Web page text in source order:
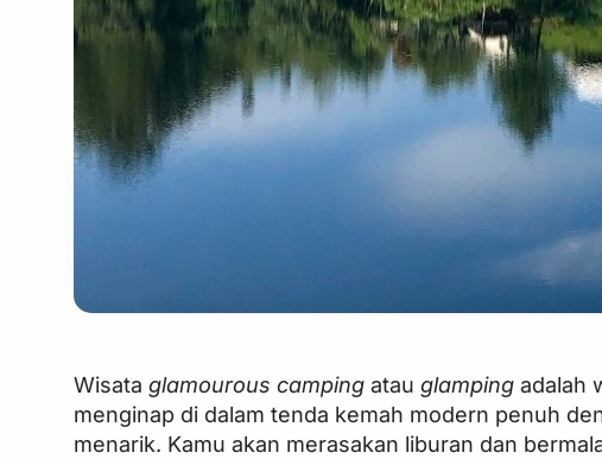
Wisataglamourous campingatauglampingadalah
menginap di dalam tenda kemah modern penuh
menarik. Kamu akan merasakan liburan dan